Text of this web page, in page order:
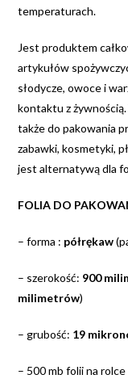
temperaturach.
Jest produktem
artykułów
słodycze, owoce i
kontaktu z
także do pakowania
zabawki, kosmetyki,
jest alternatywą dla
FOLIA DO
– forma : półrękaw
– szerokość: 900
milimetrów)
– grubość: 19
– 500 mb folii na rolce